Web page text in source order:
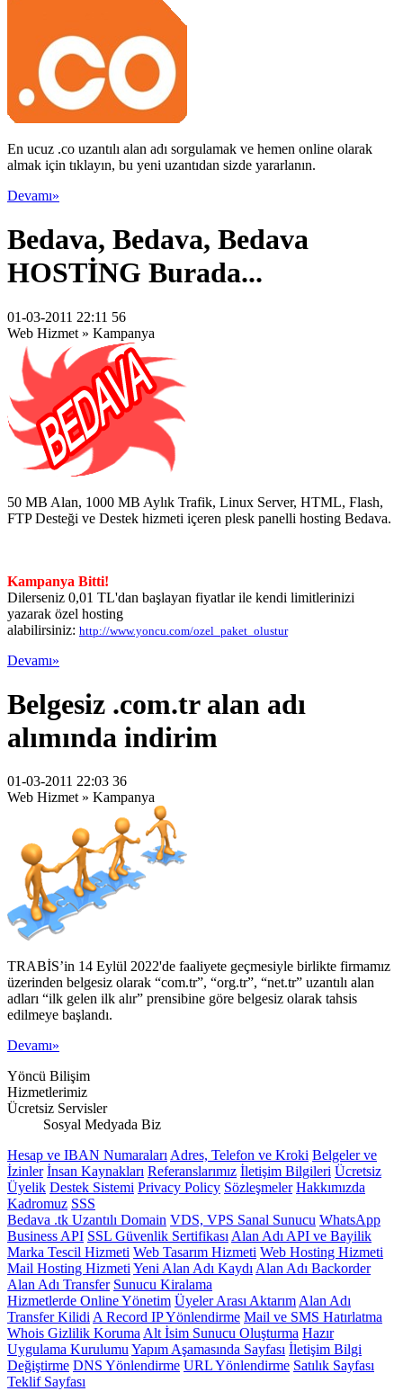
En ucuz .co uzantılı alan adı sorgulamak ve hemen online olarak
almak için tıklayın, bu yeni uzantıdan sizde yararlanın.
Devamı»
Bedava, Bedava, Bedava
HOSTİNG Burada...
01-03-2011 22:11 56
Web Hizmet » Kampanya
50 MB Alan, 1000 MB Aylık Trafik, Linux Server, HTML, Flash,
FTP Desteği ve Destek hizmeti içeren plesk panelli hosting Bedava.
Kampanya Bitti!
Dilerseniz 0,01 TL'dan başlayan fiyatlar ile kendi limitlerinizi
yazarak özel hosting
alabilirsiniz: http://www.yoncu.com/ozel_paket_olustur
Devamı»
Belgesiz .com.tr alan adı
alımında indirim
01-03-2011 22:03 36
Web Hizmet » Kampanya
TRABİS’in 14 Eylül 2022'de faaliyete geçmesiyle birlikte firmamız
üzerinden belgesiz olarak “com.tr”, “org.tr”, “net.tr” uzantılı alan
adları “ilk gelen ilk alır” prensibine göre belgesiz olarak tahsis
edilmeye başlandı.
Devamı»
Yöncü Bilişim
Hizmetlerimiz
Ücretsiz Servisler
Sosyal Medyada Biz
Hesap ve IBAN Numaraları Adres, Telefon ve Kroki Belgeler ve
İzinler İnsan Kaynakları Referanslarımız İletişim Bilgileri Ücretsiz
Üyelik Destek Sistemi Privacy Policy Sözleşmeler Hakkımızda
Kadromuz SSS
Bedava .tk Uzantılı Domain VDS, VPS Sanal Sunucu WhatsApp
Business API SSL Güvenlik Sertifikası Alan Adı API ve Bayilik
Marka Tescil Hizmeti Web Tasarım Hizmeti Web Hosting Hizmeti
Mail Hosting Hizmeti Yeni Alan Adı Kaydı Alan Adı Backorder
Alan Adı Transfer Sunucu Kiralama
Hizmetlerde Online Yönetim Üyeler Arası Aktarım Alan Adı
Transfer Kilidi A Record IP Yönlendirme Mail ve SMS Hatırlatma
Whois Gizlilik Koruma Alt İsim Sunucu Oluşturma Hazır
Uygulama Kurulumu Yapım Aşamasında Sayfası İletişim Bilgi
Değiştirme DNS Yönlendirme URL Yönlendirme Satılık Sayfası
Teklif Sayfası